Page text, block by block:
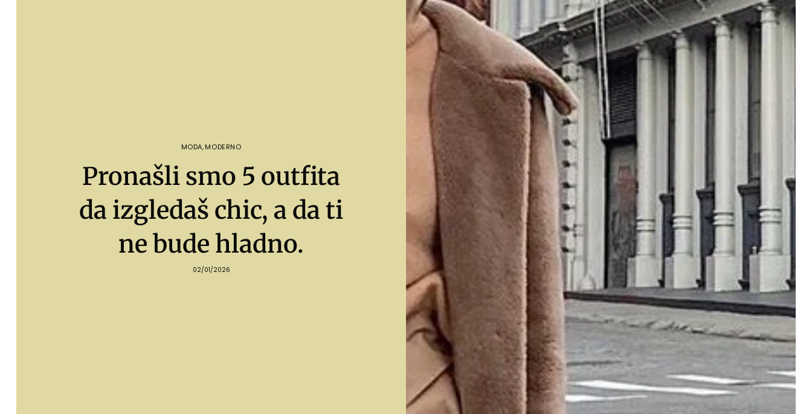
MODA,MODERNO
Pronašli smo 5 outfita
da izgledaš chic, a da ti
ne bude hladno.
02/01/2026